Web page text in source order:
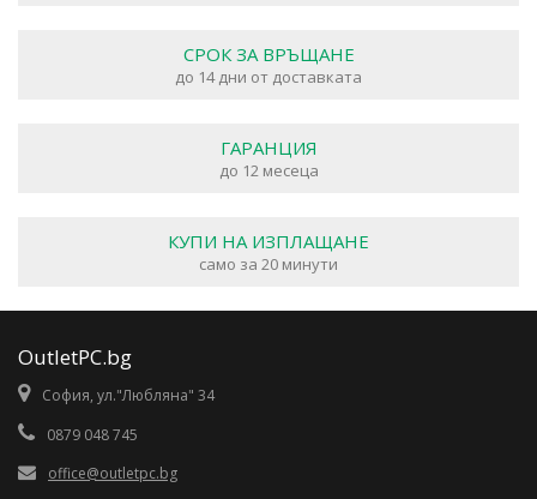
СРОК ЗА ВРЪЩАНЕ
до 14 дни от доставката
ГАРАНЦИЯ
до 12 месеца
КУПИ НА ИЗПЛАЩАНЕ
само за 20 минути
OutletPC.bg
София, ул."Любляна" 34
0879 048 745
office@outletpc.bg